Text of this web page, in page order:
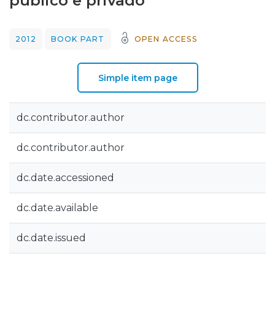
2012 BOOK PART OPEN ACCESS
Simple item page
dc.contributor.author
dc.contributor.author
dc.date.accessioned
dc.date.available
dc.date.issued